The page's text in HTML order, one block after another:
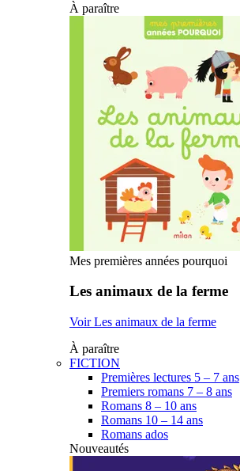
À paraître
Mes premières années pourquoi
Les animaux de la ferme
Voir Les animaux de la ferme
À paraître
FICTION
Premières lectures 5 – 7 ans
Premiers romans 7 – 8 ans
Romans 8 – 10 ans
Romans 10 – 14 ans
Romans ados
Nouveautés